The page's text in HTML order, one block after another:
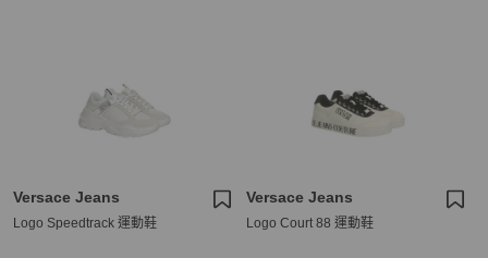
Versace Jeans
Logo Speedtrack 運動鞋
Versace Jeans
Logo Court 88 運動鞋